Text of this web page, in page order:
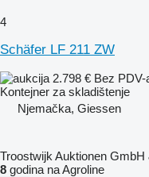
4
Schäfer LF 211 ZW
2.798 € Bez PDV-
Kontejner za skladištenje
Njemačka, Giessen
Troostwijk Auktionen GmbH
8 godina na Agroline